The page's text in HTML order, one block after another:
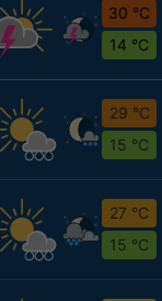
30 °C
14 °C
29 °C
15 °C
27 °C
15 °C